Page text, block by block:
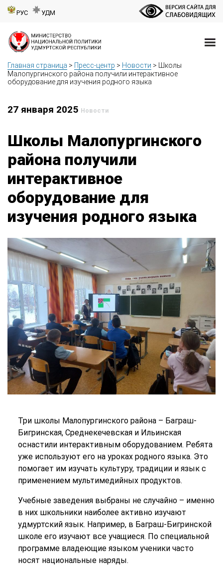
РУС УДМ
Главная страница > Пресс-центр > Новости > Школы
Малопургинского района получили интерактивное
оборудование для изучения родного языка
27 января 2025 Новости
Школы Малопургинского
района получили
интерактивное
оборудование для
изучения родного языка
Три школы Малопургинского района – Баграш-
Бигринская, Среднекечевская и Ильинская
оснастили интерактивным оборудованием. Ребята
уже используют его на уроках родного языка. Это
помогает им изучать культуру, традиции и язык с
применением мультимедийных продуктов.
Учебные заведения выбраны не случайно – именно
в них школьники наиболее активно изучают
удмуртский язык. Например, в Баграш-Бигринской
школе его изучают все учащиеся. По специальной
программе владеющие языком ученики часто
носят национальные наряды.